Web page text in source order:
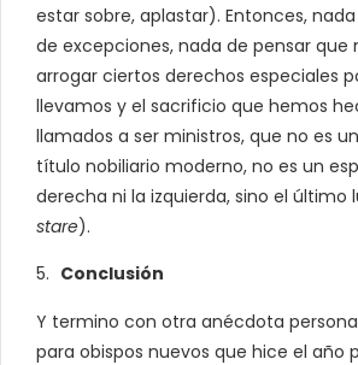
estar sobre, aplastar). Entonces,
de excepciones, nada de pensar que
arrogar ciertos derechos especiales
llevamos y el sacrificio que hemos
llamados a ser ministros, que no es
título nobiliario moderno, no es un
derecha ni la izquierda, sino el último
stare).
Conclusión
Y termino con otra anécdota
para obispos nuevos que hice el año